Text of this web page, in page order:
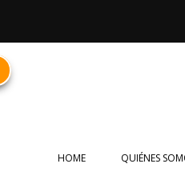
HOME QUIÉNES